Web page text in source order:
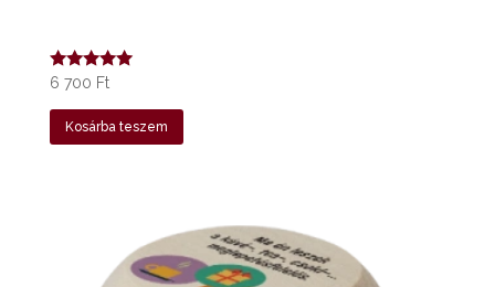
Értékelés:
/ 5
6 700 Ft
Kosárba teszem